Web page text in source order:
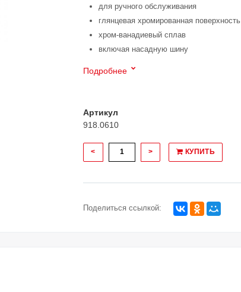
для ручного обслуживания
глянцевая хромированная поверхность
хром-ванадиевый сплав
включая насадную шину
Подробнее
Артикул
918.0610
< > КУПИТЬ
Поделиться ссылкой: